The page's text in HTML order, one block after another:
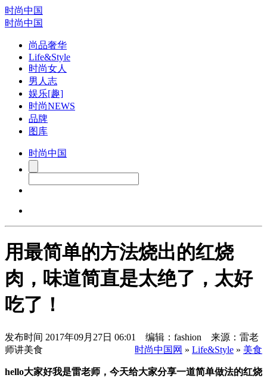
时尚中国
时尚中国
尚品奢华
Life&Style
时尚女人
男人志
娱乐[趣]
时尚NEWS
品牌
图库
时尚中国
用最简单的方法烧出的红烧
肉，味道简直是太绝了，太好
吃了！
发布时间 2017年09月27日 06:01 编辑：fashion 来源：雷老
师讲美食
时尚中国网 » Life&Style » 美食
hello大家好我是雷老师，今天给大家分享一道简单做法的红烧